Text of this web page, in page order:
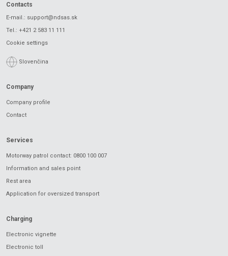
Contacts
E-mail.: support@ndsas.sk
Tel.: +421 2 583 11 111
Cookie settings
Slovenčina
Company
Company profile
Contact
Services
Motorway patrol contact: 0800 100 007
Information and sales point
Rest area
Application for oversized transport
Charging
Electronic vignette
Electronic toll